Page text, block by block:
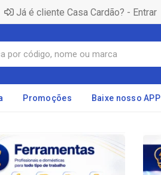
Já é cliente Casa Cardão? - Entrar
Promoções Baixe nosso APP